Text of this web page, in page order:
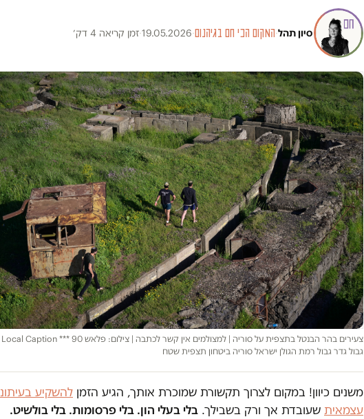
סיון תהל·המקום הכי חם בגיהנום·
19.05.2026
·זמן קריאה 4 דק׳
גבול גדר גבול רמת הגולן ישראל סוריה ביטחון תצפית שטח
משנים כיוון! במקום לצרוך תקשורת שמוכרת אותך, הגיע הזמן להשקיע
עצמאית שעובדת אך ורק בשבילך. בלי בעלי הון. בלי פרסומות. בלי בולשיט.